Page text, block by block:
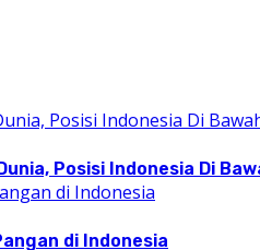
Posisi Indonesia Di
di Indonesia